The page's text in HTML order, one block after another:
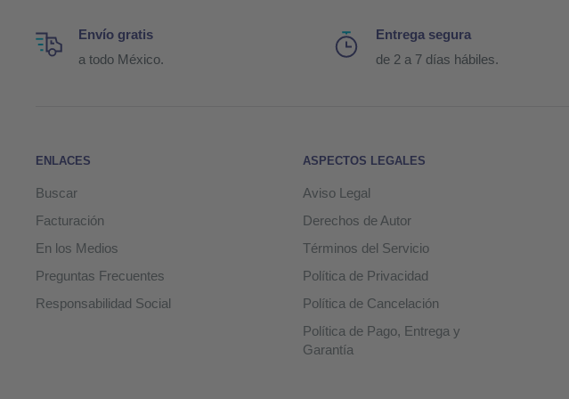
Envío gratis
a todo México.
Entrega segura
de 2 a 7 días hábiles.
ENLACES
Buscar
Facturación
En los Medios
Preguntas Frecuentes
Responsabilidad Social
ASPECTOS LEGALES
Aviso Legal
Derechos de Autor
Términos del Servicio
Política de Privacidad
Política de Cancelación
Política de Pago, Entrega y
Garantía